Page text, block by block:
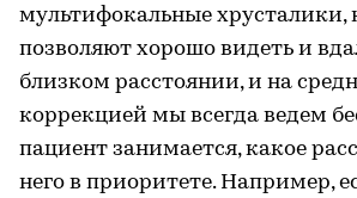
мультифокальные хрусталики,
позволяют хорошо видеть и
близком расстоянии, и на
коррекцией мы всегда ведем
пациент занимается, какое
него в приоритете. Например,